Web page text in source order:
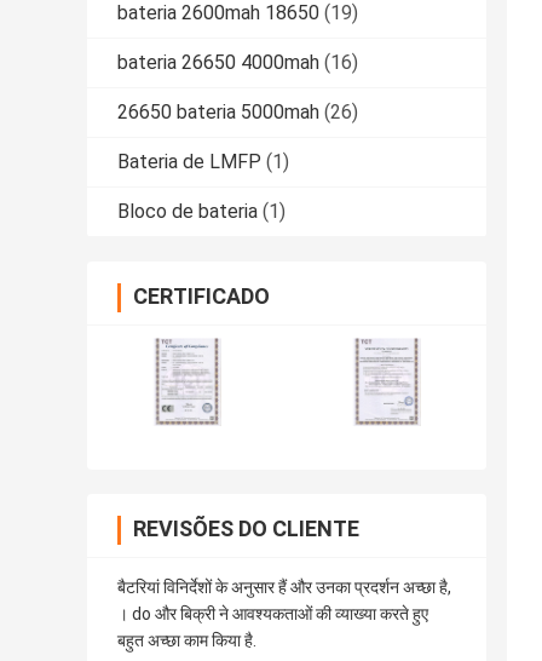
bateria 2600mah 18650 (19)
bateria 26650 4000mah (16)
26650 bateria 5000mah (26)
Bateria de LMFP (1)
Bloco de bateria (1)
CERTIFICADO
REVISÕES DO CLIENTE
बैटरियां विनिर्देशों के अनुसार हैं और उनका प्रदर्शन अच्छा है,
। do और बिक्री ने आवश्यकताओं की व्याख्या करते हुए
बहुत अच्छा काम किया है.